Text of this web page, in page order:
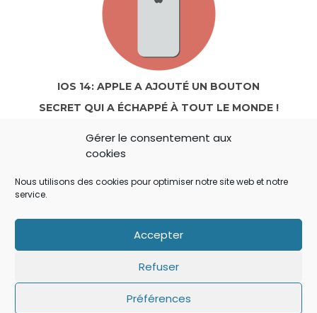
Gérer le consentement aux
cookies
Nous utilisons des cookies pour optimiser notre site web et notre
service.
Accepter
Refuser
Préférences
IOS 14: APPLE A AJOUTÉ UN BOUTON
SECRET QUI A ÉCHAPPÉ À TOUT LE MONDE !
IOS: QUE FAIRE SI LE MINUTEUR NE S’AFFICHE
PAS SUR L’ÉCRAN DE VERROUILLAGE ?